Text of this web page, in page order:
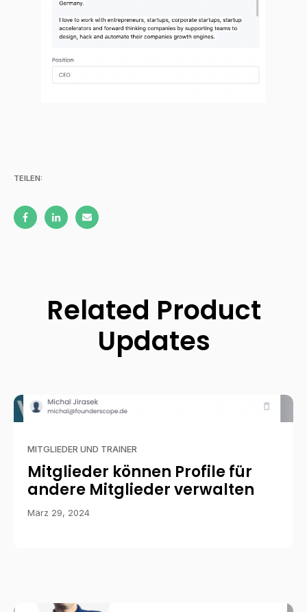
TEILEN:
Related Product
Updates
MITGLIEDER UND TRAINER
Mitglieder können Profile für
andere Mitglieder verwalten
März 29, 2024